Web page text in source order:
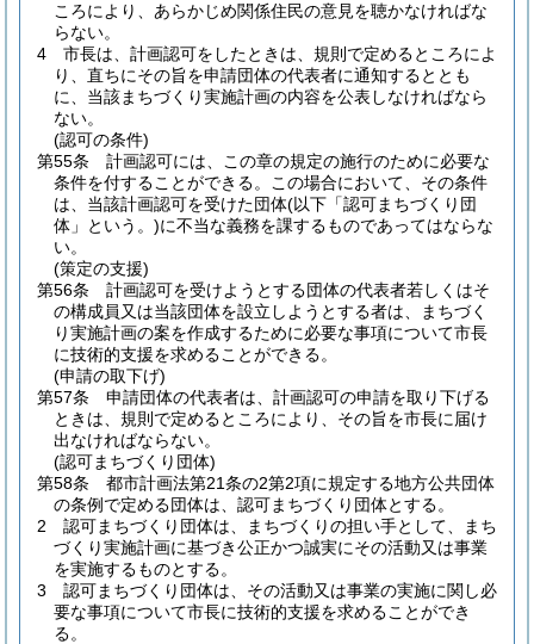
ころにより、あらかじめ関係住民の意見を聴かなければな
らない。
4
市長は、計画認可をしたときは、規則で定めるところによ
り、直ちにその旨を申請団体の代表者に通知するととも
に、当該まちづくり実施計画の内容を公表しなければなら
ない。
(認可の条件)
第55条
計画認可には、この章の規定の施行のために必要な
条件を付することができる。
この場合において、その条件
は、当該計画認可を受けた団体(以下「認可まちづくり団
体」という。)に不当な義務を課するものであってはならな
い。
(策定の支援)
第56条
計画認可を受けようとする団体の代表者若しくはそ
の構成員又は当該団体を設立しようとする者は、まちづく
り実施計画の案を作成するために必要な事項について市長
に技術的支援を求めることができる。
(申請の取下げ)
第57条
申請団体の代表者は、計画認可の申請を取り下げる
ときは、規則で定めるところにより、その旨を市長に届け
出なければならない。
(認可まちづくり団体)
第58条
都市計画法第21条の2第2項に規定する地方公共団体
の条例で定める団体は、認可まちづくり団体とする。
2
認可まちづくり団体は、まちづくりの担い手として、まち
づくり実施計画に基づき公正かつ誠実にその活動又は事業
を実施するものとする。
3
認可まちづくり団体は、その活動又は事業の実施に関し必
要な事項について市長に技術的支援を求めることができ
る。